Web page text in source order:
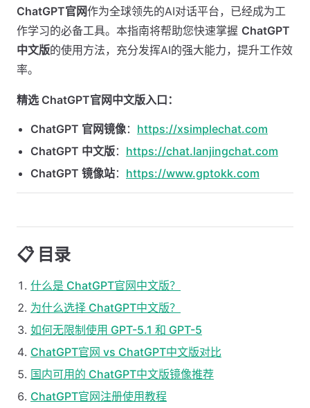
ChatGPT官网作为全球领先的AI对话平台，已经成为工
作学习的必备工具。本指南将帮助您快速掌握 ChatGPT
中文版的使用方法，充分发挥AI的强大能力，提升工作效
率。
精选 ChatGPT官网中文版入口：
ChatGPT 官网镜像： https://xsimplechat.com
ChatGPT 中文版： https://chat.lanjingchat.com
ChatGPT 镜像站： https://www.gptokk.com
📋 目录
什么是 ChatGPT官网中文版？
为什么选择 ChatGPT中文版？
如何无限制使用 GPT-5.1 和 GPT-5
ChatGPT官网 vs ChatGPT中文版对比
国内可用的 ChatGPT中文版镜像推荐
ChatGPT官网注册使用教程